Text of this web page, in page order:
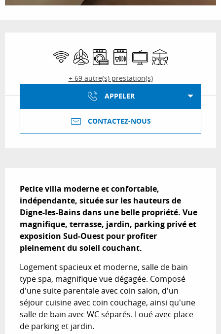
WiFi Air conditionné
Lave lingeLave vaisselle
Télévision
Terrasse
+ 69 autre(s) prestation(s)
APPELER
CONTACTEZ-NOUS
Petite villa moderne et confortable,
indépendante, située sur les hauteurs de
Digne-les-Bains dans une belle propriété. Vue
magnifique, terrasse, jardin, parking privé et
exposition Sud-Ouest pour profiter
pleinement du soleil couchant.
Logement spacieux et moderne, salle de bain
type spa, magnifique vue dégagée. Composé
d'une suite parentale avec coin salon, d'un
séjour cuisine avec coin couchage, ainsi qu'une
salle de bain avec WC séparés. Loué avec place
de parking et jardin.